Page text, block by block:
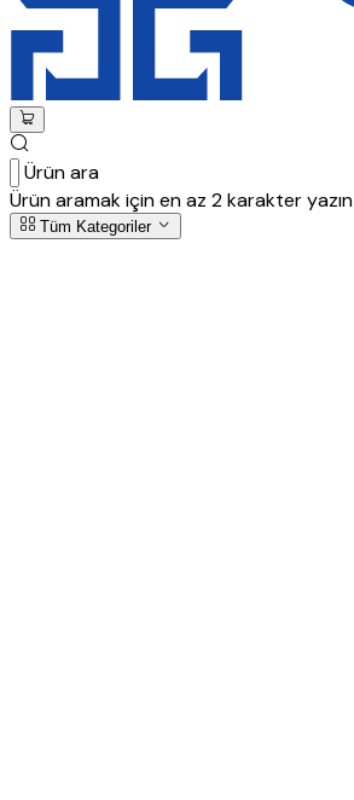
Ürün ara
Ürün aramak için en az 2 karakter yazın
Tüm Kategoriler